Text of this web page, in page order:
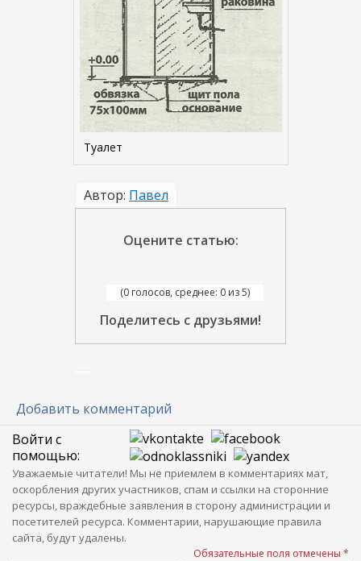
Туалет
Автор: Павел
Оцените статью:
(0 голосов, среднее: 0 из 5)
Поделитесь с друзьями!
Добавить комментарий
Войти с
помощью:
Уважаемые читатели! Мы не приемлем в комментариях мат,
оскорбления других участников, спам и ссылки на сторонние
ресурсы, враждебные заявления в сторону администрации и
посетителей ресурса. Комментарии, нарушающие правила
сайта, будут удалены.
Обязательные поля отмечены *